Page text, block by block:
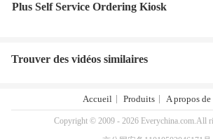
Plus Self Service Ordering Kiosk
Trouver des vidéos similaires
Accueil Produits A propos de
Copyright © 2009 - 2026 Everychina.com.All